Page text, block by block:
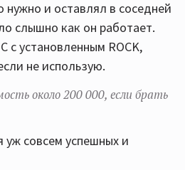
нужно и оставлял в соседней
слышно как он работает.
с установленным ROCK,
не использую.
около 200 000, если брать
уж совсем успешных и